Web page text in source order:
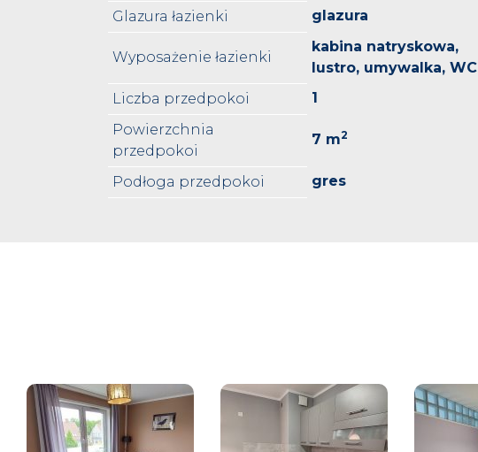
Glazura łazienki
glazura
Wyposażenie łazienki
kabina natryskowa,
lustro, umywalka, WC
Liczba przedpokoi
1
Powierzchnia
przedpokoi
7 m2
Podłoga przedpokoi gres